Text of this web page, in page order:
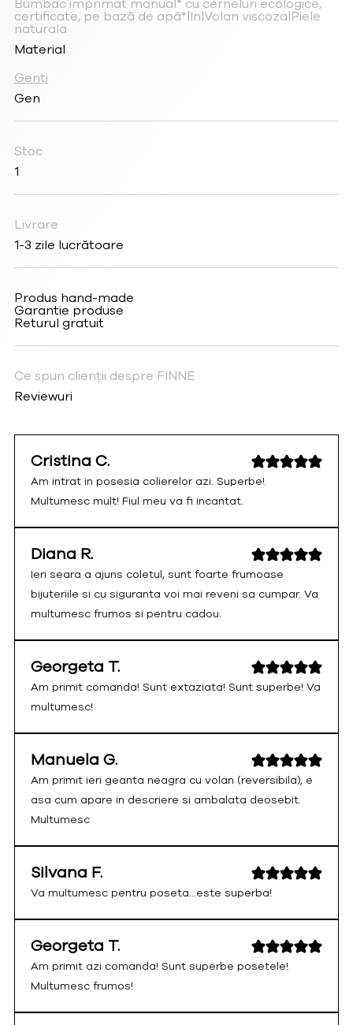
Bumbac imprimat manual* cu cerneluri ecologice,
certificate, pe bază de apă*|In|Volan viscoza|Piele
naturala
Material
Genți
Gen
Stoc
1
Livrare
1-3 zile lucrătoare
Produs hand-made
Garantie produse
Returul gratuit
Ce spun clienții despre FINNE
Reviewuri
Cristina C.
Am intrat in posesia colierelor azi. Superbe!
Multumesc mult! Fiul meu va fi incantat.
Diana R.
Ieri seara a ajuns coletul, sunt foarte frumoase
bijuteriile si cu siguranta voi mai reveni sa cumpar. Va
multumesc frumos si pentru cadou.
Georgeta T.
Am primit comanda! Sunt extaziata! Sunt superbe! Va
multumesc!
Manuela G.
Am primit ieri geanta neagra cu volan (reversibila), e
asa cum apare in descriere si ambalata deosebit.
Multumesc
Silvana F.
Va multumesc pentru poseta...este superba!
Georgeta T.
Am primit azi comanda! Sunt superbe posetele!
Multumesc frumos!